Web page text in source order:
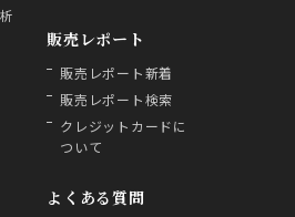
販売レポート
販売レポート新着
販売レポート検索
クレジットカードに
ついて
よくある質問